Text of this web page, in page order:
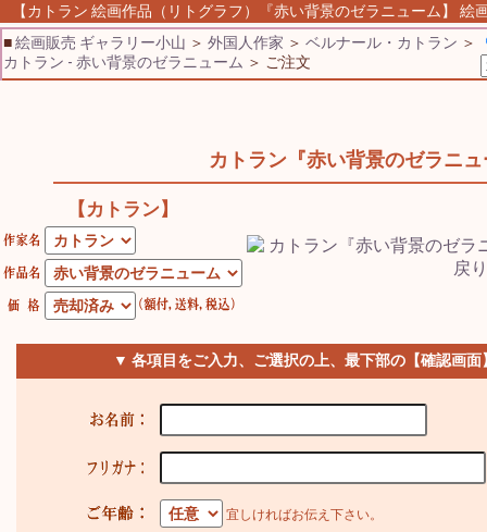
【カトラン 絵画作品（リトグラフ）『赤い背景のゼラニューム】 絵
■絵画販売 ギャラリー小山 ＞ 外国人作家 ＞ ベルナール・カトラン ＞
カトラン - 赤い背景のゼラニューム ＞ ご注文
カトラン『赤い背景のゼラニ
【カトラン】
▼ 各項目をご入力、ご選択の上、最下部の【確認画
宜しければお伝え下さい。